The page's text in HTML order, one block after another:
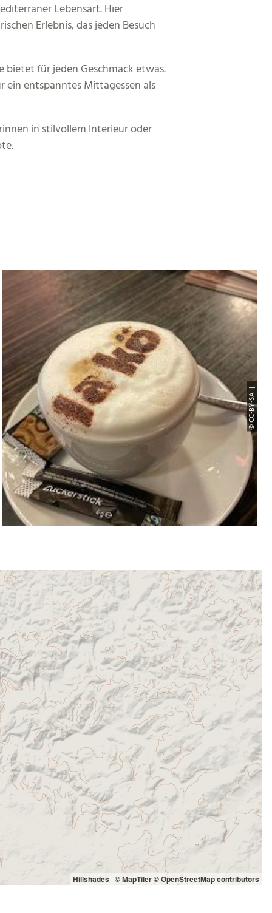
Lebensart. Hier
Erlebnis, das jeden Besuch
bietet für jeden Geschmack etwas.
ein entspanntes Mittagessen als
in stilvollem Interieur oder
© CC-BY-SA |
Hillshades | © MapTiler© OpenStreetMap contributors